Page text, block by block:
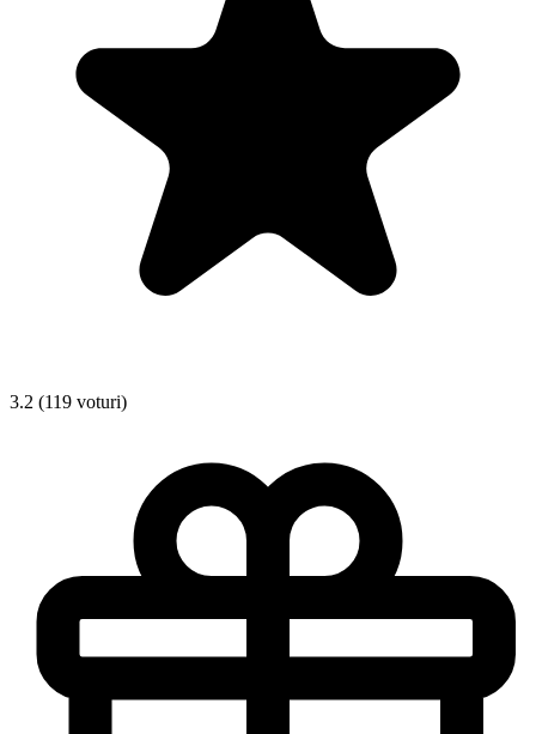
3.2 (119 voturi)